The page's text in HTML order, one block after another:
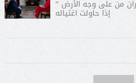
من على وجه الأرض ”
إذا حاولت اغتياله